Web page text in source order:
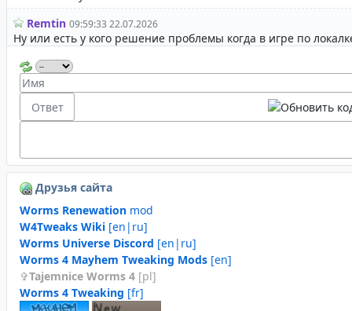
Друзья сайта
Worms Renewation mod
W4Tweaks Wiki [en|ru]
Worms Universe Discord [en|ru]
Worms 4 Mayhem Tweaking Mods [en]
Tajemnice Worms 4 [pl]
Worms 4 Tweaking [fr]